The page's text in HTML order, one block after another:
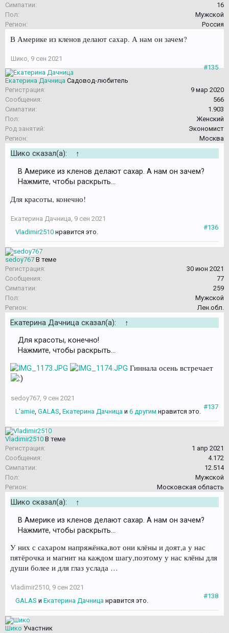
Симпатии:
16
Пол:
Мужской
Регион:
Россия
В Америке из кленов делают сахар. А нам он зачем?
Шико, 9 сен 2021
#135
Екатерина Дачница Садовод-любитель
Регистрация:
9 мар 2020
Сообщения:
566
Симпатии:
1.903
Пол:
Женский
Род занятий:
Экономист
Регион:
Москва
Шико сказал(а):
↑
В Америке из кленов делают сахар. А нам он зачем?
Нажмите, чтобы раскрыть...
Для красоты, конечно!
Екатерина Дачница 9 сен 2021
#136
Vladimir2510 нравится это.
sedoy767 В теме
Регистрация:
30 июн 2021
Сообщения:
77
Симпатии:
259
Пол:
Мужской
Регион:
Лен.обл.
Екатерина Дачница сказал(а):
↑
Для красоты, конечно!
Нажмите, чтобы раскрыть...
Гиннала осень встречает
sedoy767, 9 сен 2021
#137
L'amie, GALAS, Екатерина Дачница и 6 другим нравится это.
Vladimir2510 В теме
Регистрация:
1 апр 2021
Сообщения:
4.172
Симпатии:
12.514
Пол:
Мужской
Регион:
Московская область
Шико сказал(а):
↑
В Америке из кленов делают сахар. А нам он зачем?
Нажмите, чтобы раскрыть...
У них с сахаром напряжёнка,вот они клёны и доят,а у нас
пятёрочка и магнит на каждом шагу,поэтому у нас клёны для
души более и для глаз услада …
Vladimir2510, 9 сен 2021
#138
GALAS и Екатерина Дачница нравится это.
Шико Участник